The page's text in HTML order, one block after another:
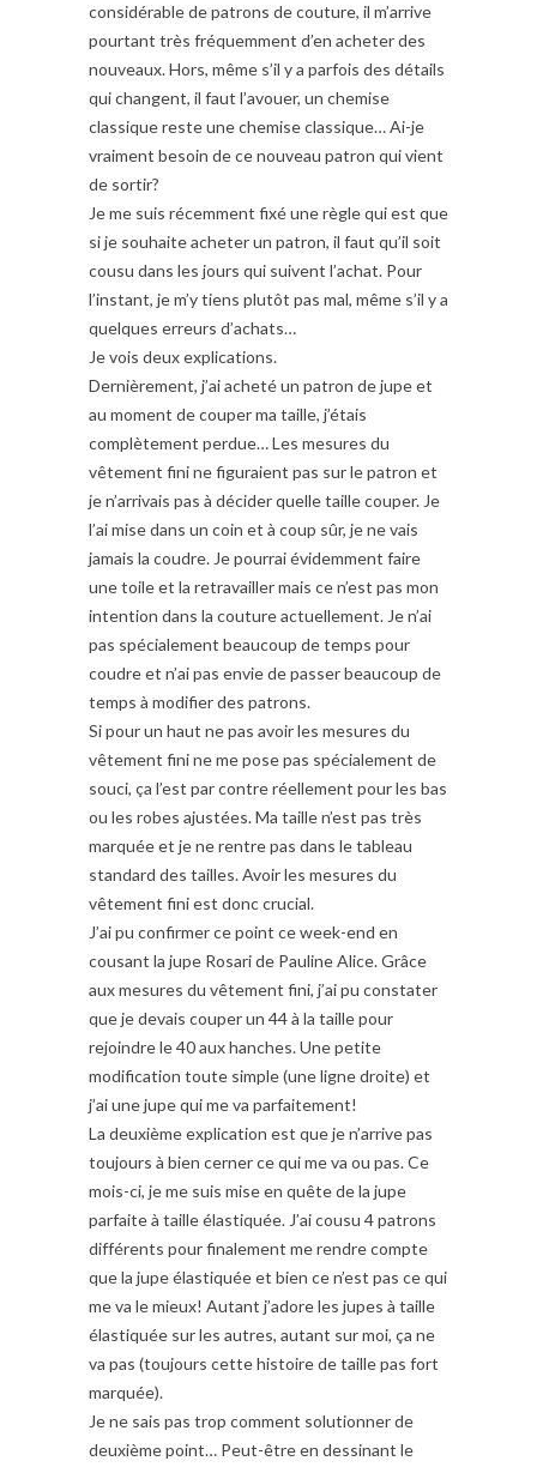
considérable de patrons de couture, il m’arrive
pourtant très fréquemment d’en acheter des
nouveaux. Hors, même s’il y a parfois des détails
qui changent, il faut l’avouer, un chemise
classique reste une chemise classique… Ai-je
vraiment besoin de ce nouveau patron qui vient
de sortir?
Je me suis récemment fixé une règle qui est que
si je souhaite acheter un patron, il faut qu’il soit
cousu dans les jours qui suivent l’achat. Pour
l’instant, je m’y tiens plutôt pas mal, même s’il y a
quelques erreurs d’achats…
Je vois deux explications.
Dernièrement, j’ai acheté un patron de jupe et
au moment de couper ma taille, j’étais
complètement perdue… Les mesures du
vêtement fini ne figuraient pas sur le patron et
je n’arrivais pas à décider quelle taille couper. Je
l’ai mise dans un coin et à coup sûr, je ne vais
jamais la coudre. Je pourrai évidemment faire
une toile et la retravailler mais ce n’est pas mon
intention dans la couture actuellement. Je n’ai
pas spécialement beaucoup de temps pour
coudre et n’ai pas envie de passer beaucoup de
temps à modifier des patrons.
Si pour un haut ne pas avoir les mesures du
vêtement fini ne me pose pas spécialement de
souci, ça l’est par contre réellement pour les bas
ou les robes ajustées. Ma taille n’est pas très
marquée et je ne rentre pas dans le tableau
standard des tailles. Avoir les mesures du
vêtement fini est donc crucial.
J’ai pu confirmer ce point ce week-end en
cousant la jupe Rosari de Pauline Alice. Grâce
aux mesures du vêtement fini, j’ai pu constater
que je devais couper un 44 à la taille pour
rejoindre le 40 aux hanches. Une petite
modification toute simple (une ligne droite) et
j’ai une jupe qui me va parfaitement!
La deuxième explication est que je n’arrive pas
toujours à bien cerner ce qui me va ou pas. Ce
mois-ci, je me suis mise en quête de la jupe
parfaite à taille élastiquée. J’ai cousu 4 patrons
différents pour finalement me rendre compte
que la jupe élastiquée et bien ce n’est pas ce qui
me va le mieux! Autant j’adore les jupes à taille
élastiquée sur les autres, autant sur moi, ça ne
va pas (toujours cette histoire de taille pas fort
marquée).
Je ne sais pas trop comment solutionner de
deuxième point… Peut-être en dessinant le